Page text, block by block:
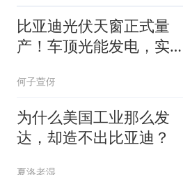
比亚迪光伏天窗正式量
产！车顶光能发电，实测
何子萱伢
为什么美国工业那么发
达，却造不出比亚迪？
夏洛老湿